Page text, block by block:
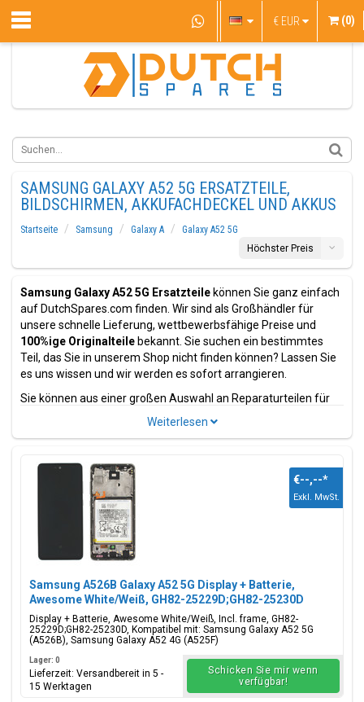
€ EUR (0)
SAMSUNG GALAXY A52 5G ERSATZTEILE,
BILDSCHIRMEN, AKKUFACHDECKEL UND AKKUS
Startseite Samsung Galaxy A
Galaxy A52 5G
Höchster Preis
Samsung Galaxy A52 5G Ersatzteile können Sie ganz einfach
auf DutchSpares.com finden. Wir sind als Großhändler für
unsere schnelle Lieferung, wettbewerbsfähige Preise und
100%ige Originalteile bekannt. Sie suchen ein bestimmtes
Teil, das Sie in unserem Shop nicht finden können? Lassen Sie
es uns wissen und wir werden es sofort arrangieren.
Sie können aus einer großen Auswahl an Reparaturteilen für
das Samsung Galaxy A52 5G wählen. Dies sind Teile und
Suchen Sie nach einem anderen Modell der Galaxy A-Serie?
Wir haben auchSamsung Galaxy A42 5G Ersatzteile
in
unserem umfangreichen Sortiment.
Samsung Galaxy A52 5G
Modellcode(s)
SM-A526B, SM-A526B/DS, SM-A5260, SM-A526W, SM-
A526U
Farbe(n)
Awesome Black, Awesome
White, Awesome Blue,
Samsung A526B Galaxy A52 5G Display + Batterie,
Awesome White/Weiß, GH82-25229D;GH82-25230D
Display + Batterie, Awesome White/Weiß, Incl. frame, GH82-
25229D;GH82-25230D, Kompatibel mit: Samsung Galaxy A52 5G
(A526B), Samsung Galaxy A52 4G (A525F)
€--,--*
Exkl. MwSt.
Lager: 0
Lieferzeit: Versandbereit in 5 -
15 Werktagen
Schicken Sie mir wenn
verfügbar!